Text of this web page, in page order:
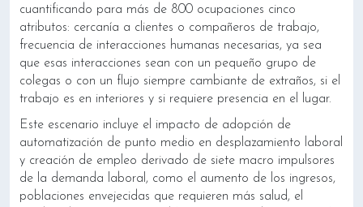
cuantificando para más de 800 ocupaciones cinco
atributos: cercanía a clientes o compañeros de trabajo,
frecuencia de interacciones humanas necesarias, ya sea
que esas interacciones sean con un pequeño grupo de
colegas o con un flujo siempre cambiante de extraños, si el
trabajo es en interiores y si requiere presencia en el lugar.
Este escenario incluye el impacto de adopción de
automatización de punto medio en desplazamiento laboral
y creación de empleo derivado de siete macro impulsores
de la demanda laboral, como el aumento de los ingresos,
poblaciones envejecidas que requieren más salud, el